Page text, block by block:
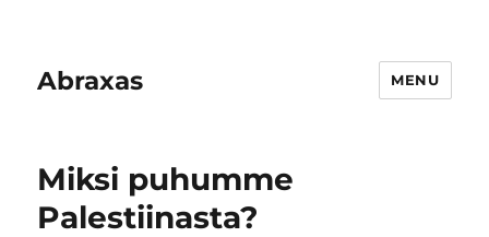
Abraxas MENU
Miksi puhumme
Palestiinasta?